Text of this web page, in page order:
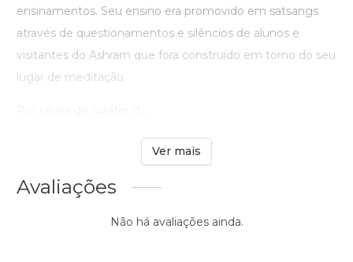
ensinamentos. Seu ensino era promovido em satsangs
através de questionamentos e silêncios de alunos e
visitantes do Ashram que fora construído em torno do seu
lugar de meditação.
Ver mais
Avaliações
Não há avaliações ainda.